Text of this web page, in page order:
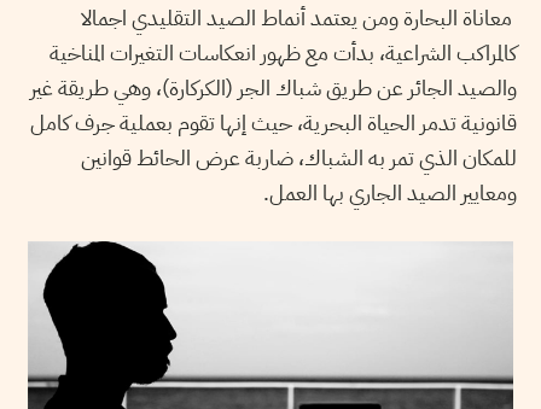
معاناة البحارة ومن يعتمد أنماط الصيد التقليدي اجمالا
كالمراكب الشراعية، بدأت مع ظهور انعكاسات التغيرات المناخية
والصيد الجائر عن طريق شباك الجر (الكركارة)، وهي طريقة غير
قانونية تدمر الحياة البحرية، حيث إنها تقوم بعملية جرف كامل
للمكان الذي تمر به الشباك، ضاربة عرض الحائط قوانين
ومعايير الصيد الجاري بها العمل.